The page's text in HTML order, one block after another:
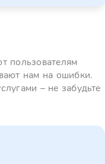
пользователям
нам на ошибки.
– не забудьте